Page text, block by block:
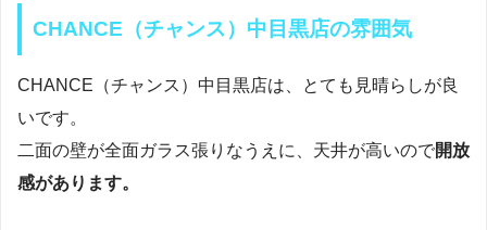
CHANCE（チャンス）中目黒店の雰囲気
CHANCE（チャンス）中目黒店は、とても見晴らしが良
いです。
二面の壁が全面ガラス張りなうえに、天井が高いので開放
感があります。